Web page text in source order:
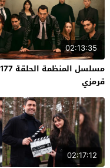
02:13:35
مسلسل المنظمة الحلقة 177
قرمزي
02:17:12